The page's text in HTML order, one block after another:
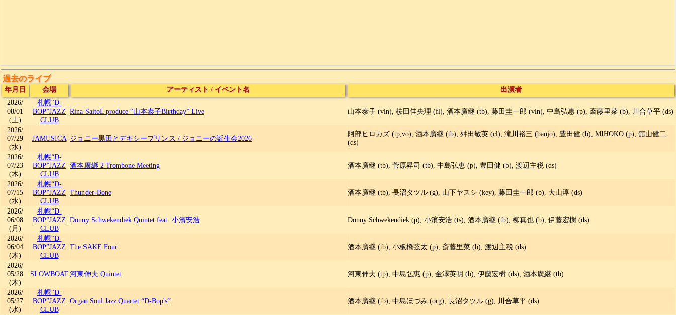
過去のライブ
年月日 会場 アーティスト / イベント名
出演者
2026/
08/01
(土)
札幌“D-
BOP”JAZZ
CLUB
Rina SaitoL produce “山本泰子Birthday” Live 山本泰子 (vln), 桉田佳央理 (fl), 酒本廣継 (tb), 藤田圭一郎 (vln), 中島弘惠 (p), 斎藤里菜 (b), 川合草平 (ds)
2026/
07/29
(水)
JAMUSICA ジョニー黒田とデキシープリンス / ジョニーの誕生会2026
阿部ヒロカズ (tp,vo), 酒本廣継 (tb), 舛田敏英 (cl), 滝川裕三 (banjo), 豊田健 (b), MIHOKO (p), 舘山健二
(ds)
2026/
07/23
(木)
札幌“D-
BOP”JAZZ
CLUB
酒本廣継 2 Trombone Meeting 酒本廣継 (tb), 菅原昇司 (tb), 中島弘恵 (p), 豊田健 (b), 渡辺主税 (ds)
2026/
07/15
(水)
札幌“D-
BOP”JAZZ
CLUB
Thunder-Bone 酒本廣継 (tb), 長沼タツル (g), 山下ヤスシ (key), 藤田圭一郎 (b), 大山淳 (ds)
2026/
06/08
(月)
札幌“D-
BOP”JAZZ
CLUB
Donny Schwekendiek Quintet feat. 小濱安浩 Donny Schwekendiek (p), 小濱安浩 (ts), 酒本廣継 (tb), 柳真也 (b), 伊藤宏樹 (ds)
2026/
06/04
(木)
札幌“D-
BOP”JAZZ
CLUB
The SAKE Four 酒本廣継 (tb), 小板橋弦太 (p), 斎藤里菜 (b), 渡辺主税 (ds)
2026/
05/28
(木)
SLOWBOAT河東伸夫 Quintet 河東伸夫 (tp), 中島弘惠 (p), 金澤英明 (b), 伊藤宏樹 (ds), 酒本廣継 (tb)
2026/
05/27
(水)
札幌“D-
BOP”JAZZ
CLUB
Organ Soul Jazz Quartet “D-Bop's” 酒本廣継 (tb), 中島ほづみ (org), 長沼タツル (g), 川合草平 (ds)